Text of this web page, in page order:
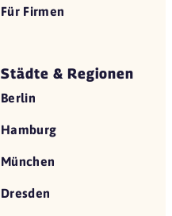
Für Firmen
Städte & Regionen
Berlin
Hamburg
München
Dresden